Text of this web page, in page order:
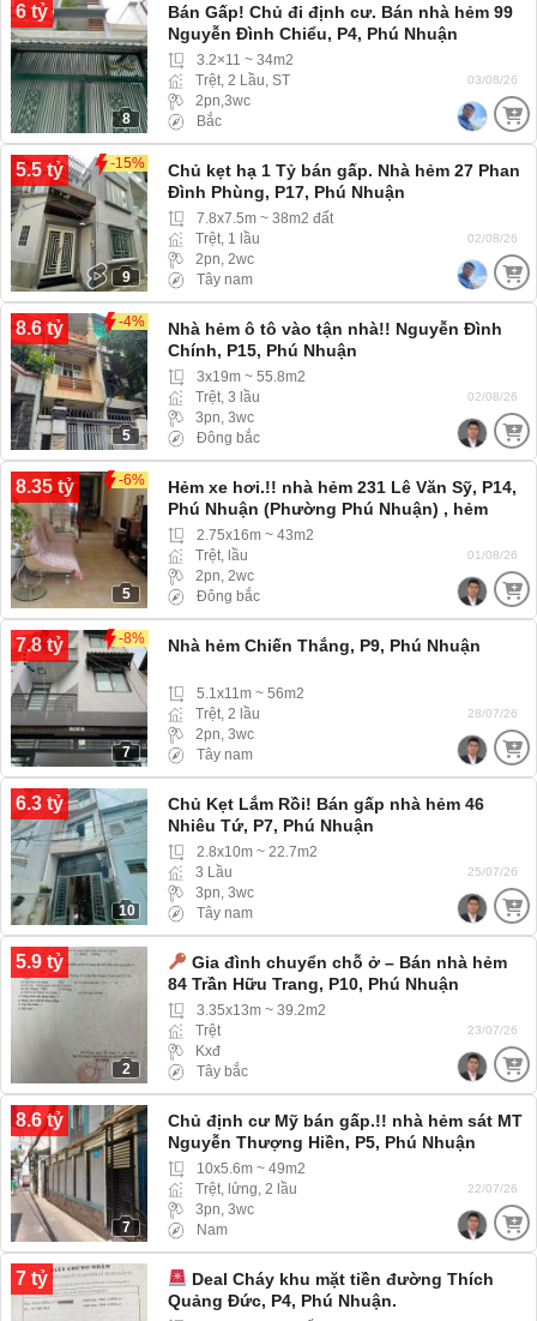
6 tỷ
8
Bán Gấp! Chủ đi định cư. Bán nhà hẻm 99
Nguyễn Đình Chiểu, P4, Phú Nhuận
3.2×11 ~ 34m2
Trệt, 2 Lầu, ST
2pn,3wc
Bắc
03/08/26
5.5 tỷ -15%
9
Chủ kẹt hạ 1 Tỷ bán gấp. Nhà hẻm 27 Phan
Đình Phùng, P17, Phú Nhuận
7.8x7.5m ~ 38m2 đất
Trệt, 1 lầu
2pn, 2wc
Tây nam
02/08/26
8.6 tỷ -4%
5
Nhà hẻm ô tô vào tận nhà!! Nguyễn Đình
Chính, P15, Phú Nhuận
3x19m ~ 55.8m2
Trệt, 3 lầu
3pn, 3wc
Đông bắc
02/08/26
8.35 tỷ -6%
5
Hẻm xe hơi.!! nhà hẻm 231 Lê Văn Sỹ, P14,
Phú Nhuận (Phường Phú Nhuận) , hẻm
rộng xe hơi 4 chỗ vào tới nhà
2.75x16m ~ 43m2
Trệt, lầu
2pn, 2wc
Đông bắc
01/08/26
7.8 tỷ -8%
7
Nhà hẻm Chiến Thắng, P9, Phú Nhuận
5.1x11m ~ 56m2
Trệt, 2 lầu
2pn, 3wc
Tây nam
28/07/26
6.3 tỷ
10
Chủ Kẹt Lắm Rồi! Bán gấp nhà hẻm 46
Nhiêu Tứ, P7, Phú Nhuận
2.8x10m ~ 22.7m2
3 Lầu
3pn, 3wc
Tây nam
25/07/26
5.9 tỷ
2
Gia đình chuyển chỗ ở – Bán nhà hẻm
84 Trần Hữu Trang, P10, Phú Nhuận
3.35x13m ~ 39.2m2
Trệt
Kxđ
Tây bắc
23/07/26
8.6 tỷ
7
Chủ định cư Mỹ bán gấp.!! nhà hẻm sát MT
Nguyễn Thượng Hiền, P5, Phú Nhuận
(Phường Đức Nhuận) hẻm 3m ba gác ra
vào thoải mái
10x5.6m ~ 49m2
Trệt, lửng, 2 lầu
3pn, 3wc
Nam
22/07/26
7 tỷ
Deal Cháy khu mặt tiền đường Thích
Quảng Đức, P4, Phú Nhuận.